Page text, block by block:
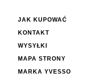
JAK KUPOWAĆ
KONTAKT
WYSYŁKI
MAPA STRONY
MARKA YVESSO